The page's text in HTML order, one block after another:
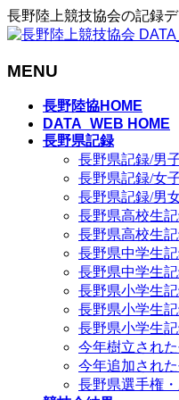
長野陸上競技協会の記録
MENU
長野陸協HOME
DATA_WEB HOME
長野県記録
長野県記録/男
長野県記録/女
長野県記録/男
長野県高校生
長野県高校生
長野県中学生
長野県中学生
長野県小学生
長野県小学生
長野県小学生
今年樹立され
今年追加され
長野県選手権